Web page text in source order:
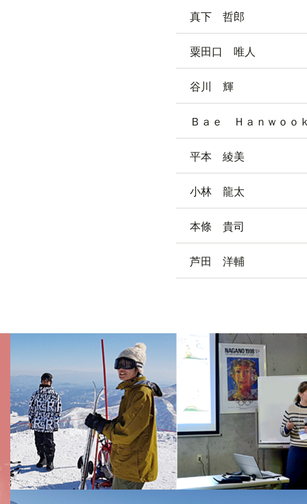
真下 哲郎
粟田口 唯人
谷川 輝
Ｂａｅ Ｈａｎｗｏｏ
平本 綾美
小林 龍太
本條 貴司
芦田 洋輔